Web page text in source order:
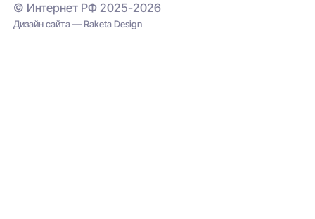
© Интернет РФ 2025-2026
Дизайн сайта — Raketa Design